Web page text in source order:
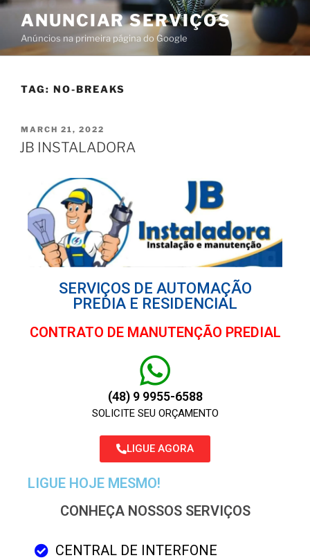
ANUNCIAR SERVIÇOS
Anúncios na primeira página do Google
TAG: NO-BREAKS
MARCH 21, 2022
JB INSTALADORA
SERVIÇOS DE AUTOMAÇÃO
PREDIA E RESIDENCIAL
CONTRATO DE MANUTENÇÃO PREDIAL
(48) 9 9955-6588
SOLICITE SEU ORÇAMENTO
LIGUE AGORA
LIGUE HOJE MESMO!
CONHEÇA NOSSOS SERVIÇOS
CENTRAL DE INTERFONE